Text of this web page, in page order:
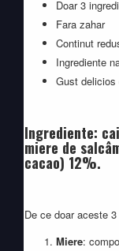
Doar 3
Fara zahar
Continut
Ingrediente
Gust
Ingrediente:
miere de
cacao) 12%.
De ce doar aceste
Miere: